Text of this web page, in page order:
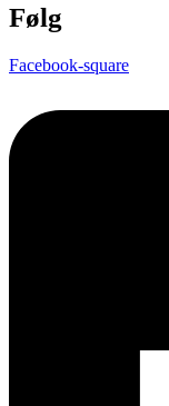
Følg
Facebook-square